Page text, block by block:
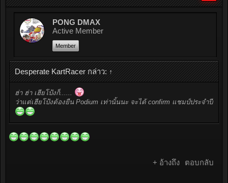
PONG DMAX
Active Member
Member
Desperate KartRacer กล่าว: ↑
ฮ่า ฮ่า เฮียโป้งก็......
ว่าแต่เฮียโป้งต้องยืน Podium เท่านั้นนะ จะได้ confirm แชมป์ประจำปี
+ อ้างถึง ตอบกลับ